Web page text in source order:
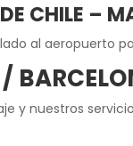
CHILE –
al aeropuerto
y nuestros